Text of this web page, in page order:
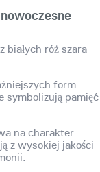
form
symbolizują
na charakter
z wysokiej jakości